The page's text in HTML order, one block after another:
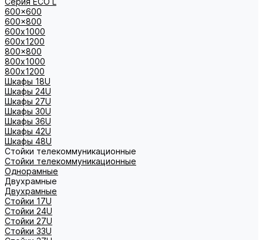
600x600
600x800
600х1000
600х1200
800x800
800х1000
800х1200
Шкафы 18U
Шкафы 24U
Шкафы 27U
Шкафы 30U
Шкафы 36U
Шкафы 42U
Шкафы 48U
Стойки телекоммуникационные
Стойки телекоммуникационные
Однорамные
Двухрамные
Двухрамные
Стойки 17U
Стойки 24U
Стойки 27U
Стойки 33U